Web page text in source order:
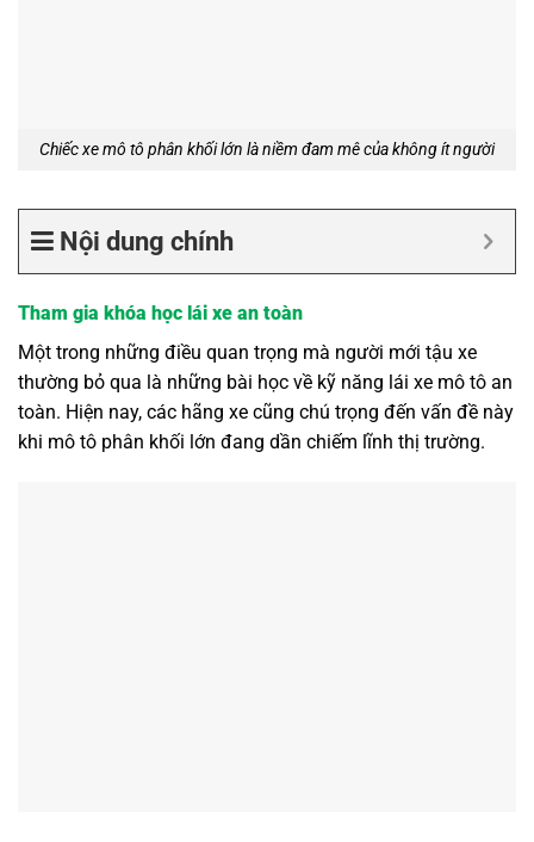
Chiếc xe mô tô phân khối lớn là niềm đam mê của không ít người
Nội dung chính
Tham gia khóa học lái xe an toàn
Một trong những điều quan trọng mà người mới tậu xe
thường bỏ qua là những bài học về kỹ năng lái xe mô tô an
toàn. Hiện nay, các hãng xe cũng chú trọng đến vấn đề này
khi mô tô phân khối lớn đang dần chiếm lĩnh thị trường.